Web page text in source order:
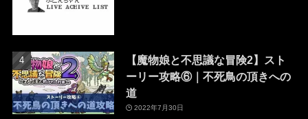
【魔物娘と不思議な冒険2】スト
ーリー攻略⑥｜不死鳥の頂きへの
道
2022年7月30日